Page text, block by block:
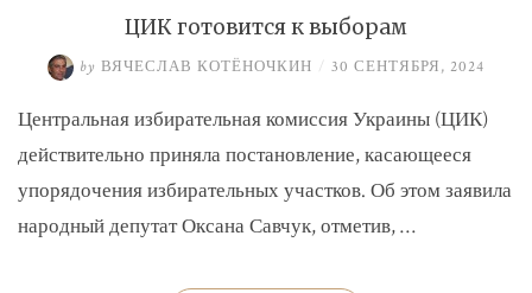
ЦИК готовится к выборам
by ВЯЧЕСЛАВ КОТЁНОЧКИН / 30 СЕНТЯБРЯ, 2024
Центральная избирательная комиссия Украины (ЦИК)
действительно приняла постановление, касающееся
упорядочения избирательных участков. Об этом заявила
народный депутат Оксана Савчук, отметив, …